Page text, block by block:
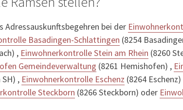
Adressauskunftsbegehren bei der
Basadingen-Schlattingen (8254
, Einwohnerkontrolle Stein am Rhein (8260
Gemeindeverwaltung (8261 Hemishofen) ,
, Einwohnerkontrolle Eschenz (8264 Eschenz)
Steckborn (8266 Steckborn) oder